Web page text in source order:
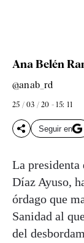
Ana Belén
@anab_rd
25 / 03 / 20 - 15: 11
Seguir en
La presidenta
Díaz Ayuso,
órdago que
Sanidad al
del